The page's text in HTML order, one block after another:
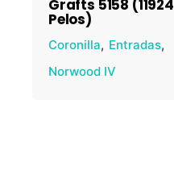
Grafts 5158 (11924
Pelos)
Coronilla
Entradas
Norwood IV